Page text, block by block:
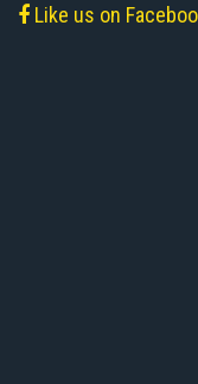
Like us on